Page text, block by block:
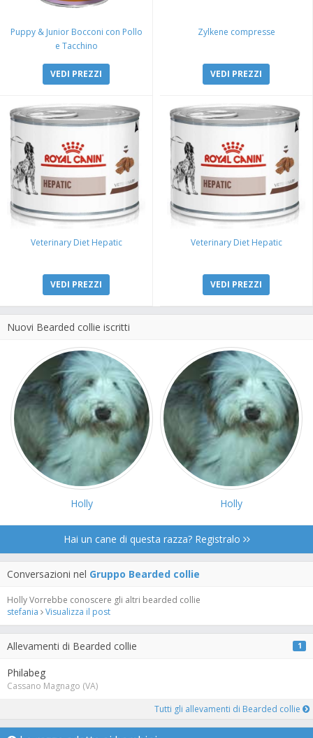
Puppy & Junior Bocconi con Pollo
e Tacchino
VEDI PREZZI
Zylkene compresse
VEDI PREZZI
Veterinary Diet Hepatic
VEDI PREZZI
Veterinary Diet Hepatic
VEDI PREZZI
Nuovi Bearded collie iscritti
Holly Holly
Hai un cane di questa razza? Registralo
Conversazioni nel Gruppo Bearded collie
Holly Vorrebbe conoscere gli altri bearded collie
stefania
Visualizza il post
Allevamenti di Bearded collie 1
Philabeg
Cassano Magnago (VA)
Tutti gli allevamenti di Bearded collie